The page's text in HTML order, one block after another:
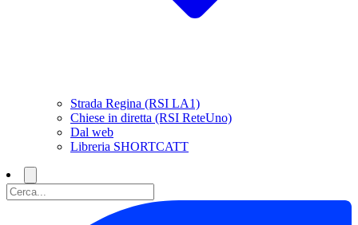
Strada Regina (RSI LA1)
Chiese in diretta (RSI ReteUno)
Dal web
Libreria SHORTCATT